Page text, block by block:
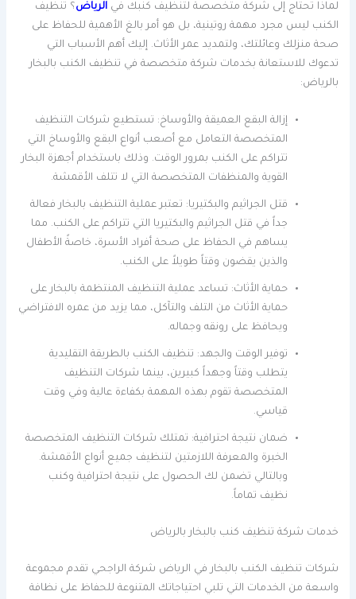
لماذا تحتاج إلى شركة متخصصة لتنظيف كنبك فيالرياض؟ تنظيف
الكنب ليس مجرد مهمة روتينية، بل هو أمر بالغ الأهمية للحفاظ على
صحة منزلك وعائلتك، ولتمديد عمر الأثاث. إليك أهم الأسباب التي
تدعوك للاستعانة بخدمات شركة متخصصة في تنظيف الكنب بالبخار
بالرياض:
إزالة البقع العميقة والأوساخ: تستطيع شركات التنظيف
المتخصصة التعامل مع أصعب أنواع البقع والأوساخ التي
تتراكم على الكنب بمرور الوقت. وذلك باستخدام أجهزة البخار
القوية والمنظفات المتخصصة التي لا تتلف الأقمشة.
قتل الجراثيم والبكتيريا: تعتبر عملية التنظيف بالبخار فعالة
جداً في قتل الجراثيم والبكتيريا التي تتراكم على الكنب. مما
يساهم في الحفاظ على صحة أفراد الأسرة، خاصةً الأطفال
والذين يقضون وقتاً طويلاً على الكنب.
حماية الأثاث: تساعد عملية التنظيف المنتظمة بالبخار على
حماية الأثاث من التلف والتآكل، مما يزيد من عمره الافتراضي
ويحافظ على رونقه وجماله.
توفير الوقت والجهد: تنظيف الكنب بالطريقة التقليدية
يتطلب وقتاً وجهداً كبيرين، بينما شركات التنظيف
المتخصصة تقوم بهذه المهمة بكفاءة عالية وفي وقت
قياسي.
ضمان نتيجة احترافية: تمتلك شركات التنظيف المتخصصة
الخبرة والمعرفة اللازمتين لتنظيف جميع أنواع الأقمشة.
وبالتالي تضمن لك الحصول على نتيجة احترافية وكنب
نظيف تماماً.
خدمات شركة تنظيف كنب بالبخار بالرياض
شركات تنظيف الكنب بالبخار في الرياض شركة الراجحي تقدم مجموعة
واسعة من الخدمات التي تلبي احتياجاتك المتنوعة للحفاظ على نظافة